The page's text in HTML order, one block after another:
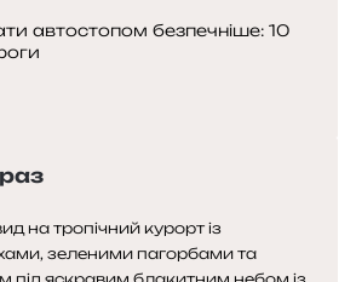
автостопом безпечніше: 10